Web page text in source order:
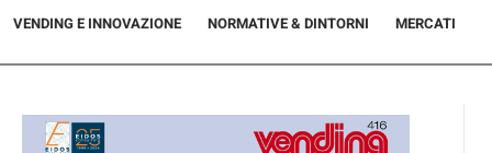
VENDING E INNOVAZIONE NORMATIVE & DINTORNI MERCATI